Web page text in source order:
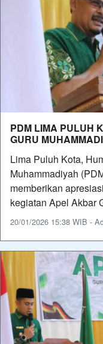
PDM LIMA PULUH
GURU
Lima Puluh Kota,
Muhammadiyah
memberikan
kegiatan Apel Akbar
20/01/2026 15:38 WIB -